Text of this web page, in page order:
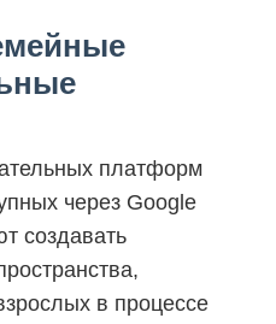
платформ
через Google
создавать
в процессе